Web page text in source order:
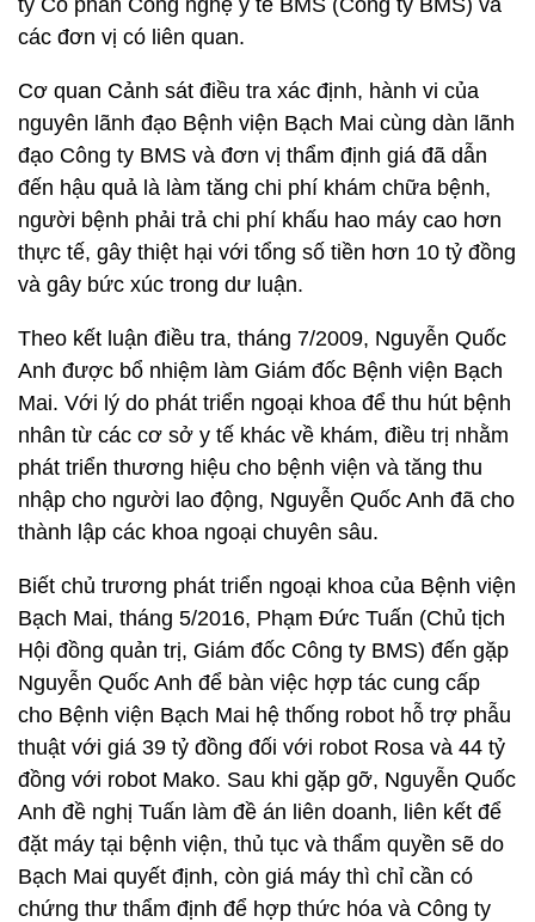
ty Cổ phần Công nghệ y tế BMS (Công ty BMS) và
các đơn vị có liên quan.
Cơ quan Cảnh sát điều tra xác định, hành vi của
nguyên lãnh đạo Bệnh viện Bạch Mai cùng dàn lãnh
đạo Công ty BMS và đơn vị thẩm định giá đã dẫn
đến hậu quả là làm tăng chi phí khám chữa bệnh,
người bệnh phải trả chi phí khấu hao máy cao hơn
thực tế, gây thiệt hại với tổng số tiền hơn 10 tỷ đồng
và gây bức xúc trong dư luận.
Theo kết luận điều tra, tháng 7/2009, Nguyễn Quốc
Anh được bổ nhiệm làm Giám đốc Bệnh viện Bạch
Mai. Với lý do phát triển ngoại khoa để thu hút bệnh
nhân từ các cơ sở y tế khác về khám, điều trị nhằm
phát triển thương hiệu cho bệnh viện và tăng thu
nhập cho người lao động, Nguyễn Quốc Anh đã cho
thành lập các khoa ngoại chuyên sâu.
Biết chủ trương phát triển ngoại khoa của Bệnh viện
Bạch Mai, tháng 5/2016, Phạm Đức Tuấn (Chủ tịch
Hội đồng quản trị, Giám đốc Công ty BMS) đến gặp
Nguyễn Quốc Anh để bàn việc hợp tác cung cấp
cho Bệnh viện Bạch Mai hệ thống robot hỗ trợ phẫu
thuật với giá 39 tỷ đồng đối với robot Rosa và 44 tỷ
đồng với robot Mako. Sau khi gặp gỡ, Nguyễn Quốc
Anh đề nghị Tuấn làm đề án liên doanh, liên kết để
đặt máy tại bệnh viện, thủ tục và thẩm quyền sẽ do
Bạch Mai quyết định, còn giá máy thì chỉ cần có
chứng thư thẩm định để hợp thức hóa và Công ty